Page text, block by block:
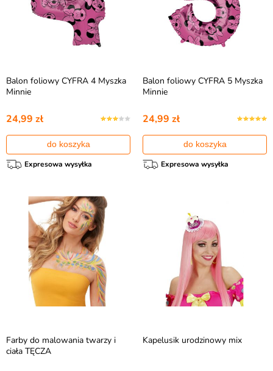
Balon foliowy CYFRA 4 Myszka
Minnie
24,99 zł
do koszyka
Expresowa wysyłka
Balon foliowy CYFRA 5 Myszka
Minnie
24,99 zł
do koszyka
Expresowa wysyłka
Farby do malowania twarzy i
ciała TĘCZA
Kapelusik urodzinowy mix